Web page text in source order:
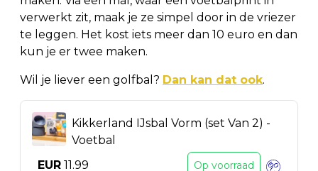
verwerkt zit, maak je ze simpel door in de vriezer
te leggen. Het kost iets meer dan 10 euro en dan
kun je er twee maken.
Wil je liever een golfbal? Dan kan dat ook.
Kikkerland IJsbal Vorm (set Van 2) -
Voetbal
EUR 11.99 Op voorraad